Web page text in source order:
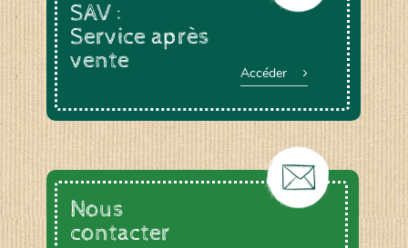
SAV :
Service après
vente
Accéder
Nous
contacter